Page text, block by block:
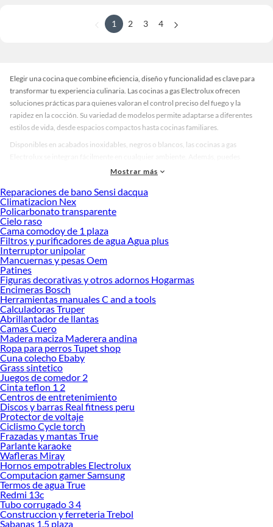
1 2 3 4
Elegir una cocina que combine eficiencia, diseño y funcionalidad es clave para
transformar tu experiencia culinaria. Las cocinas a gas Electrolux ofrecen
soluciones prácticas para quienes valoran el control preciso del fuego y la
rapidez en la cocción. Su variedad de modelos permite adaptarse a diferentes
estilos de vida, desde espacios compactos hasta cocinas familiares.
Disponibles en acabados inoxidables, negros o blancos, las cocinas a gas
encontrar opciones con horno incorporado, múltiples quemadores y diseños
modelo que mejor se ajusta a tus necesidades.
Descubre cuál se adapta mejor a ti y conoce más sobre sus beneficios pensados
para tu comodidad.
Refrigeradora
Ventilador
Aire acondicionado
Aire acondicionado portatil
Deshumedecedor
Cocinas
Licuadora
Freidora de aire
Cafetera
Lavadora
Microondas
Frigobar
Aspiradora
Dispensador de agua
Campana de cocina
Cocina electrica
Cocina empotrable
Secadora de ropa
Lavaseca
Olla arrocera
Horno electrico
Estufa electrica
Calefactor
Estufa
Plancha de cabello
Hervidor electrico
Congeladora
Mostrar más
Reparaciones de bano Sensi dacqua
Climatizacion Nex
Policarbonato transparente
Cielo raso
Cama comodoy de 1 plaza
Filtros y purificadores de agua Agua plus
Interruptor unipolar
Mancuernas y pesas Oem
Patines
Figuras decorativas y otros adornos Hogarmas
Encimeras Bosch
Herramientas manuales C and a tools
Calculadoras Truper
Abrillantador de llantas
Camas Cuero
Madera maciza Maderera andina
Ropa para perros Tupet shop
Cuna colecho Ebaby
Grass sintetico
Juegos de comedor 2
Cinta teflon 1 2
Centros de entretenimiento
Discos y barras Real fitness peru
Protector de voltaje
Ciclismo Cycle torch
Frazadas y mantas True
Parlante karaoke
Wafleras Miray
Hornos empotrables Electrolux
Computacion gamer Samsung
Termos de agua True
Redmi 13c
Tubo corrugado 3 4
Construccion y ferreteria Trebol
Sabanas 1.5 plaza